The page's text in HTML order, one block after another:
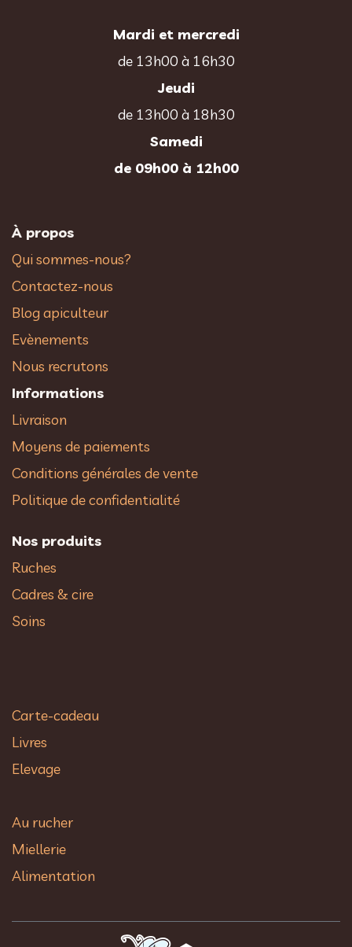
Mardi et mercredi
de 13h00 à 16h30
Jeudi
de 13h00 à 18h30
Samedi
de 09h00 à 12h00
À propos
Qui sommes-nous?
Contactez-nous
Blog apiculteur
Evènements
Nous recrutons
Informations
Livraison
Moyens de paiements
Conditions générales de vente
Politique de confidentialité
Nos produits
Ruches
Cadres & cire
Soins
Carte-cadeau
Livres
Elevage
Au rucher​
Miellerie
Alimentation